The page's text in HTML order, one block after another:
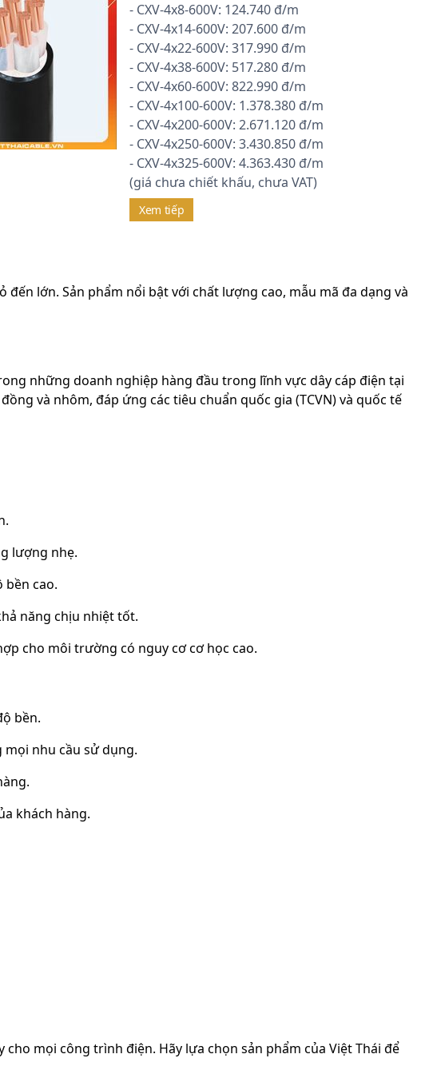
- CXV-4x8-600V: 124.740 đ/m
- CXV-4x14-600V: 207.600 đ/m
- CXV-4x22-600V: 317.990 đ/m
- CXV-4x38-600V: 517.280 đ/m
- CXV-4x60-600V: 822.990 đ/m
- CXV-4x100-600V: 1.378.380 đ/m
- CXV-4x200-600V: 2.671.120 đ/m
- CXV-4x250-600V: 3.430.850 đ/m
- CXV-4x325-600V: 4.363.430 đ/m
(giá chưa chiết khấu, chưa VAT)
Xem tiếp
lớn. Sản phẩm nổi bật với chất lượng cao, mẫu mã đa dạng và
những doanh nghiệp hàng đầu trong lĩnh vực dây cáp điện tại
và nhôm, đáp ứng các tiêu chuẩn quốc gia (TCVN) và quốc tế
lượng nhẹ.
bền cao.
năng chịu nhiệt tốt.
cho môi trường có nguy cơ cơ học cao.
bền.
mọi nhu cầu sử dụng.
khách hàng.
cho mọi công trình điện. Hãy lựa chọn sản phẩm của Việt Thái để